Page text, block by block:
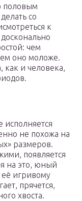
половым
со
к
чем
оно моложе.
как и человека,
исполняется
не похожа на
размеров.
появляется
на это, юный
игривому
прячется,
хвоста.